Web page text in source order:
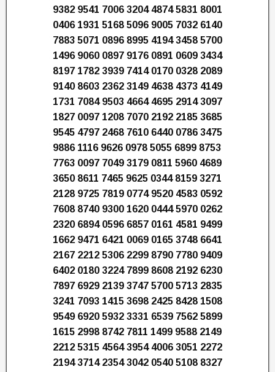
9382 9541 7006 3204 4874 5831 8001
0406 1931 5168 5096 9005 7032 6140
7883 5071 0896 8995 4194 3458 5700
1496 9060 0897 9176 0891 0609 3434
8197 1782 3939 7414 0170 0328 2089
9140 8603 2362 3149 4638 4373 4149
1731 7084 9503 4664 4695 2914 3097
1827 0097 1208 7070 2192 2185 3685
9545 4797 2468 7610 6440 0786 3475
9886 1116 9626 0978 5055 6899 8753
7763 0097 7049 3179 0811 5960 4689
3650 8611 7465 9625 0344 8159 3271
2128 9725 7819 0774 9520 4583 0592
7608 8740 9300 1620 0444 5970 0262
2320 6894 0596 6857 0161 4581 9499
1662 9471 6421 0069 0165 3748 6641
2167 2212 5306 2299 8790 7780 9409
6402 0180 3224 7899 8608 2192 6230
7897 6929 2139 3747 5700 5713 2835
3241 7093 1415 3698 2425 8428 1508
9549 6920 5932 3331 6539 7562 5899
1615 2998 8742 7811 1499 9588 2149
2212 5315 4564 3954 4006 3051 2272
2194 3714 2354 3042 0540 5108 8327